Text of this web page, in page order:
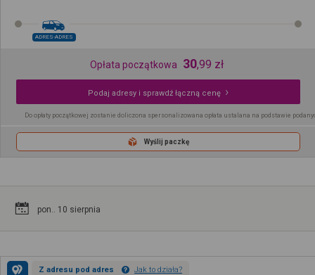
ADRES-ADRES
Opłata początkowa 30,99 zł
Podaj adresy i sprawdź łączną cenę
Do opłaty początkowej zostanie doliczona spersonalizowana opłata ustalana na podstawie
Wyślij paczkę
pon.. 10 sierpnia
Z adresu pod adres Jak to działa?